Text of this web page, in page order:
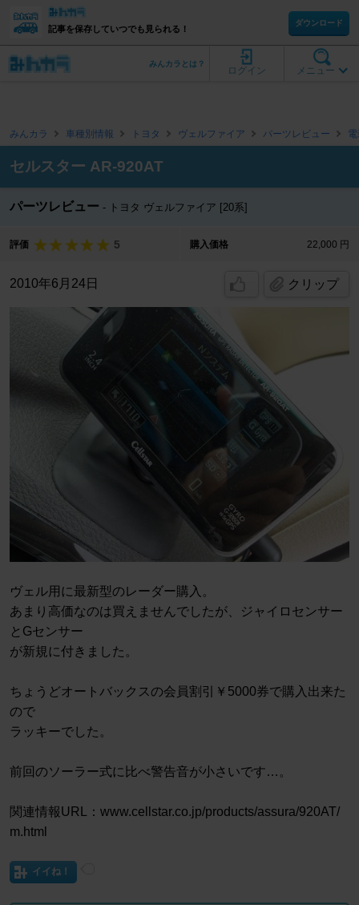
記事を保存していつでも見られる！
ダウンロード
メニュー
ログイン
みんカラとは？
みんカラ 車種別情報 トヨタ ヴェルファイア パーツレビュー
セルスター AR-920AT
パーツレビュー トヨタ ヴェルファイア [20系]
評価 5 購入価格 22,000 円
2010年6月24日 クリップ
ヴェル用に最新型のレーダー購入。
あまり高価なのは買えませんでしたが、ジャイロセンサー
とGセンサー
が新規に付きました。
ちょうどオートバックスの会員割引￥5000券で購入出来た
ので
ラッキーでした。
前回のソーラー式に比べ警告音が小さいです…。
関連情報URL：www.cellstar.co.jp/products/assura/920AT/
m.html
イイね！